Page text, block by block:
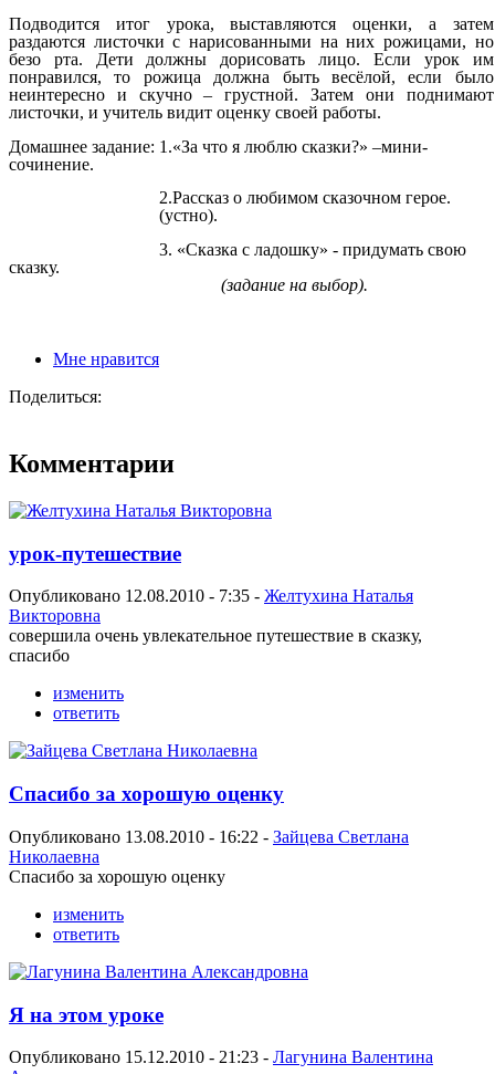
Подводится итог урока, выставляются оценки, а затем
раздаются листочки с нарисованными на них рожицами, но
безо рта. Дети должны дорисовать лицо. Если урок им
понравился, то рожица должна быть весёлой, если было
неинтересно и скучно – грустной. Затем они поднимают
листочки, и учитель видит оценку своей работы.
Домашнее задание: 1.«За что я люблю сказки?» –мини-
сочинение.
2.Рассказ о любимом сказочном герое.
(устно).
3. «Сказка с ладошку» - придумать свою
сказку.
(задание на выбор).
Мне нравится
Поделиться:
Комментарии
урок-путешествие
Опубликовано 12.08.2010 - 7:35 - Желтухина Наталья
Викторовна
совершила очень увлекательное путешествие в сказку,
спасибо
изменить
ответить
Спасибо за хорошую оценку
Опубликовано 13.08.2010 - 16:22 - Зайцева Светлана
Николаевна
Спасибо за хорошую оценку
изменить
ответить
Я на этом уроке
Опубликовано 15.12.2010 - 21:23 - Лагунина Валентина